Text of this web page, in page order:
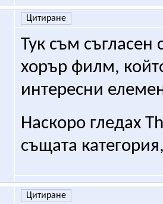
Цитиране
Тук съм
хорър филм,
интересни
Наскоро гледах
същата
Цитиране